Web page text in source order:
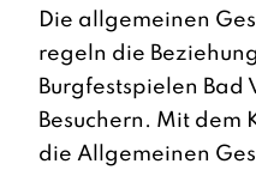
Die allgemeinen
regeln die
Burgfestspielen Bad
Besuchern. Mit dem
die Allgemeinen